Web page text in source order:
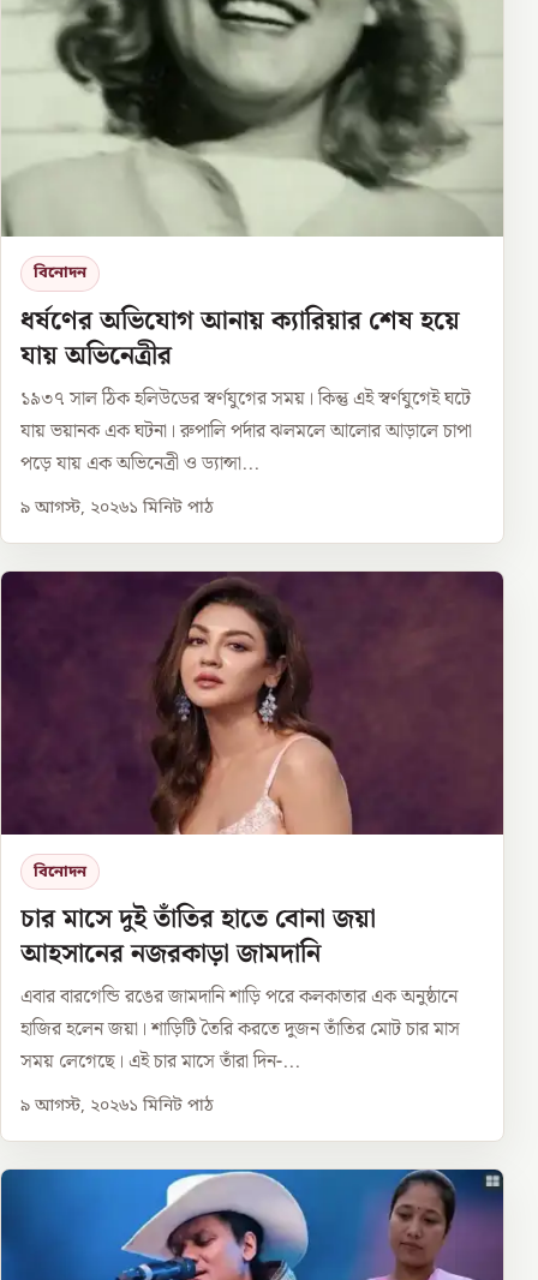
বিনোদন
ধর্ষণের অভিযোগ আনায় ক্যারিয়ার শেষ হয়ে
যায় অভিনেত্রীর
১৯৩৭ সাল ঠিক হলিউডের স্বর্ণযুগের সময়। কিন্তু এই স্বর্ণযুগেই ঘটে
যায় ভয়ানক এক ঘটনা। রুপালি পর্দার ঝলমলে আলোর আড়ালে চাপা
পড়ে যায় এক অভিনেত্রী ও ড্যান্সা...
৯ আগস্ট, ২০২৬১ মিনিট পাঠ
বিনোদন
চার মাসে দুই তাঁতির হাতে বোনা জয়া
আহসানের নজরকাড়া জামদানি
এবার বারগেন্ডি রঙের জামদানি শাড়ি পরে কলকাতার এক অনুষ্ঠানে
হাজির হলেন জয়া। শাড়িটি তৈরি করতে দুজন তাঁতির মোট চার মাস
সময় লেগেছে। এই চার মাসে তাঁরা দিন-...
৯ আগস্ট, ২০২৬১ মিনিট পাঠ